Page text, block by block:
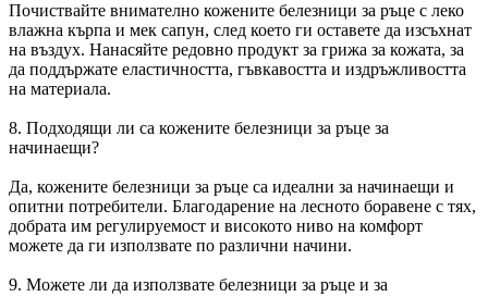
Почиствайте внимателно кожените белезници за ръце с леко
влажна кърпа и мек сапун, след което ги оставете да изсъхнат
на въздух. Нанасяйте редовно продукт за грижа за кожата, за
да поддържате еластичността, гъвкавостта и издръжливостта
на материала.
8. Подходящи ли са кожените белезници за ръце за
начинаещи?
Да, кожените белезници за ръце са идеални за начинаещи и
опитни потребители. Благодарение на лесното боравене с тях,
добрата им регулируемост и високото ниво на комфорт
можете да ги използвате по различни начини.
9. Можете ли да използвате белезници за ръце и за